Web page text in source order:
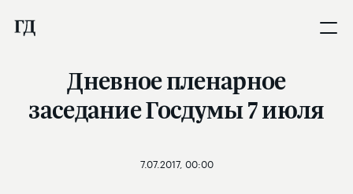
Дневное пленарное
заседание Госдумы 7 июля
7.07.2017, 00:00